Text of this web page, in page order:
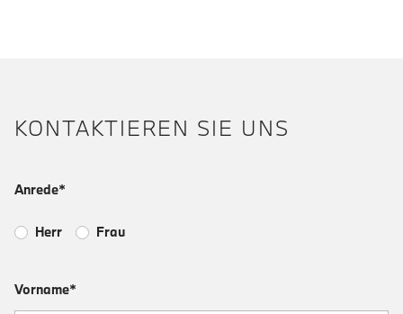
KONTAKTIEREN SIE UNS
Anrede*
Herr Frau
Vorname*